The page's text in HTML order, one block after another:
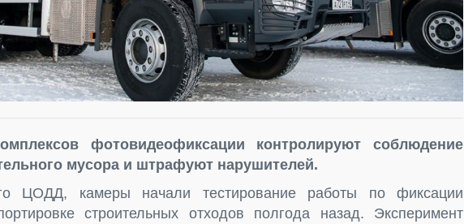
фотовидеофиксации контролируют соблюдение
мусора и штрафуют нарушителей.
ЦОДД, камеры начали тестирование работы по фиксации
строительных отходов полгода назад. Эксперимент